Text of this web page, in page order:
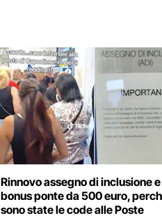
Rinnovo assegno di inclusione e
bonus ponte da 500 euro,
sono state le code alle Poste